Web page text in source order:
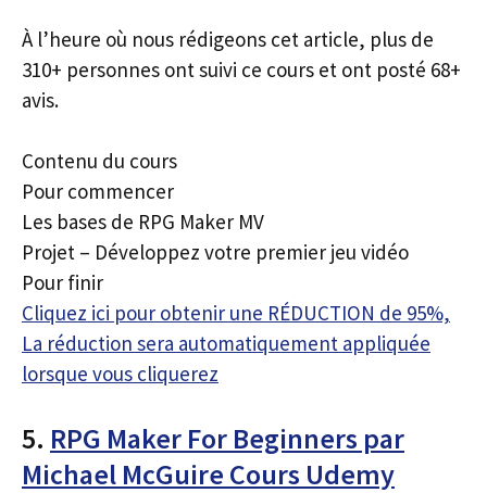
À l’heure où nous rédigeons cet article, plus de
310+ personnes ont suivi ce cours et ont posté 68+
avis.
Contenu du cours
Pour commencer
Les bases de RPG Maker MV
Projet – Développez votre premier jeu vidéo
Pour finir
Cliquez ici pour obtenir une RÉDUCTION de 95%,
La réduction sera automatiquement appliquée
lorsque vous cliquerez
5. RPG Maker For Beginners par
Michael McGuire Cours Udemy